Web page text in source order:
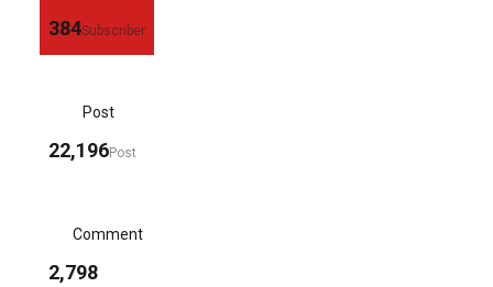
384Subscriber
Post
22,196Post
Comment
2,798